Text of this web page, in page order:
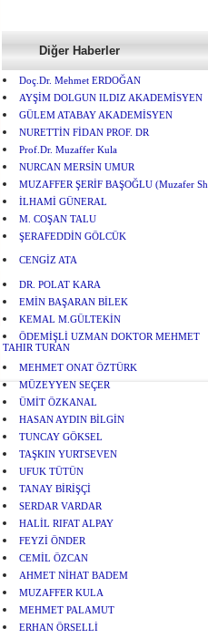
Diğer Haberler
Doç.Dr. Mehmet ERDOĞAN
AYŞİM DOLGUN ILDIZ AKADEMİSYEN
GÜLEM ATABAY AKADEMİSYEN
NURETTİN FİDAN PROF. DR
Prof.Dr. Muzaffer Kula
NURCAN MERSİN UMUR
MUZAFFER ŞERİF BAŞOĞLU (Muzafer
İLHAMİ GÜNERAL
M. COŞAN TALU
ŞERAFEDDİN GÖLCÜK
CENGİZ ATA
DR. POLAT KARA
EMİN BAŞARAN BİLEK
KEMAL M.GÜLTEKİN
ÖDEMİŞLİ UZMAN DOKTOR MEHMET
TAHIR TURAN
MEHMET ONAT ÖZTÜRK
MÜZEYYEN SEÇER
ÜMİT ÖZKANAL
HASAN AYDIN BİLGİN
TUNCAY GÖKSEL
TAŞKIN YURTSEVEN
UFUK TÜTÜN
TANAY BİRİŞÇİ
SERDAR VARDAR
HALİL RIFAT ALPAY
FEYZİ ÖNDER
CEMİL ÖZCAN
AHMET NİHAT BADEM
MUZAFFER KULA
MEHMET PALAMUT
ERHAN ÖRSELLİ